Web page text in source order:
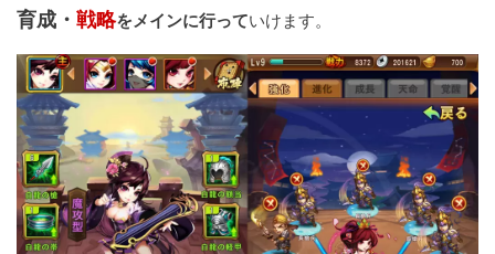
育成・ 戦略をメインに行っていけます。